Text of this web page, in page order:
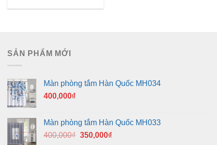
SẢN PHẨM MỚI
Màn phòng tắm Hàn Quốc MH034
400,000₫
Màn phòng tắm Hàn Quốc MH033
400,000₫ Giá
350,000₫Giá